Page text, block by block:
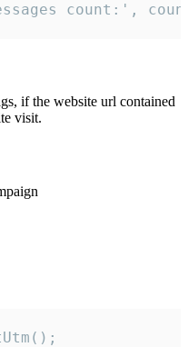
count:',
if the website url contained
visit.